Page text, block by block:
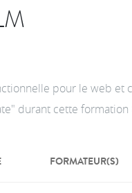
pour le web et
durant cette formation
FORMATEUR(S)